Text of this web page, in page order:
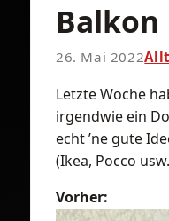
Balkon
26. Mai 2022
Letzte Woche
irgendwie ein
echt ’ne gute
(Ikea, Pocco
Vorher: